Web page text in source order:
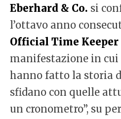
Eberhard & Co. si
l’ottavo anno
Official Time
manifestazione in cui
hanno fatto la storia
sfidano con quelle
un cronometro”, su